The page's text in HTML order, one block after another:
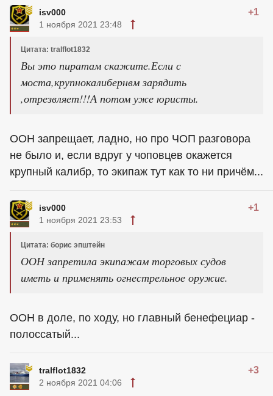
isv000 +1
1 ноября 2021 23:48
Цитата: tralflot1832
Вы это пиратам скажите.Если с
моста,крупнокалибернвм зарядить
,отрезвляет!!!А потом уже юристы.
ООН запрещает, ладно, но про ЧОП разговора
не было и, если вдруг у чоповцев окажется
крупный калибр, то экипаж тут как то ни причём...
isv000 +1
1 ноября 2021 23:53
Цитата: борис эпштейн
ООН запретила экипажам торговых судов
иметь и применять огнестрельное оружие.
ООН в доле, по ходу, но главный бенефециар -
полоссатый...
tralflot1832 +3
2 ноября 2021 04:06